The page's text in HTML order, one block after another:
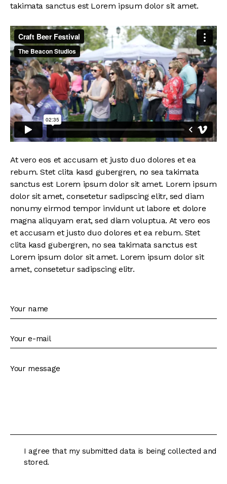
takimata sanctus est Lorem ipsum dolor sit amet.
At vero eos et accusam et justo duo dolores et ea
rebum. Stet clita kasd gubergren, no sea takimata
sanctus est Lorem ipsum dolor sit amet. Lorem ipsum
dolor sit amet, consetetur sadipscing elitr, sed diam
nonumy eirmod tempor invidunt ut labore et dolore
magna aliquyam erat, sed diam voluptua. At vero eos
et accusam et justo duo dolores et ea rebum. Stet
clita kasd gubergren, no sea takimata sanctus est
Lorem ipsum dolor sit amet. Lorem ipsum dolor sit
amet, consetetur sadipscing elitr.
I agree that my submitted data is being collected and
stored.